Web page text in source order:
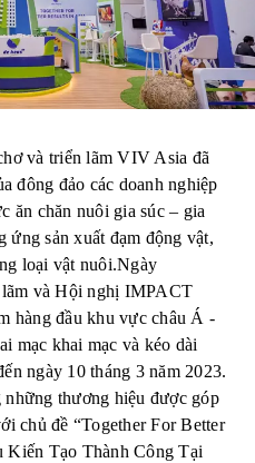
và triển lãm VIV Asia đã
đông đảo các doanh nghiệp
ăn chăn nuôi gia súc – gia
ứng sản xuất đạm động vật,
loại vật nuôi.Ngày
và Hội nghị IMPACT
hàng đầu khu vực châu Á -
mạc khai mạc và kéo dài
ngày 10 tháng 3 năm 2023.
thương hiệu được góp
chủ đề “Together For Better
Kiến Tạo Thành Công Tại